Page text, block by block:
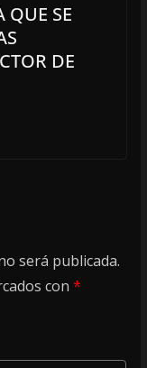
QUE SE
DE
será publicada.
con *